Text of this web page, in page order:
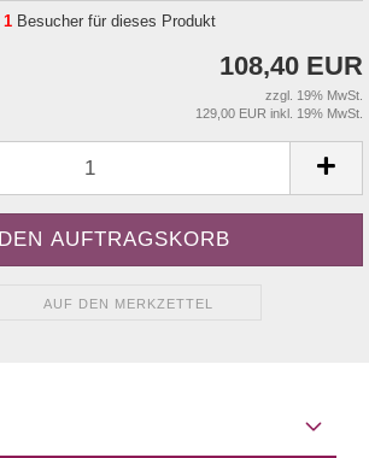
1 Besucher für dieses Produkt
108,40 EUR
zzgl. 19% MwSt.
129,00 EUR inkl. 19% MwSt.
AUF DEN MERKZETTEL